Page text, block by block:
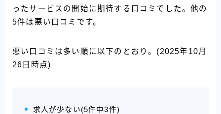
ったサービスの開始に期待する口コミでした。他の
5件は悪い口コミです。
悪い口コミは多い順に以下のとおり。(2025年10月
26日時点)
求人が少ない(5件中3件)